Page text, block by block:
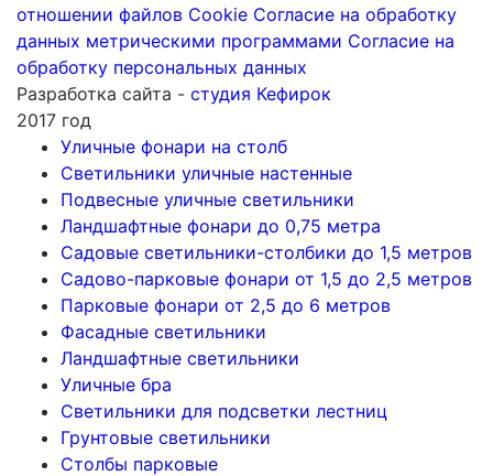
отношении файлов Cookie Согласие на обработку
данных метрическими программами Согласие на
обработку персональных данных
Разработка сайта - студия Кефирок
2017 год
Уличные фонари на столб
Светильники уличные настенные
Подвесные уличные светильники
Ландшафтные фонари до 0,75 метра
Садовые светильники-столбики до 1,5 метров
Садово-парковые фонари от 1,5 до 2,5 метров
Парковые фонари от 2,5 до 6 метров
Фасадные светильники
Ландшафтные светильники
Уличные бра
Светильники для подсветки лестниц
Грунтовые светильники
Столбы парковые